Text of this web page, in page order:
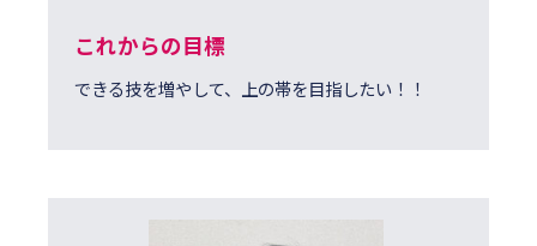
これからの⽬標
できる技を増やして、上の帯を目指したい！！